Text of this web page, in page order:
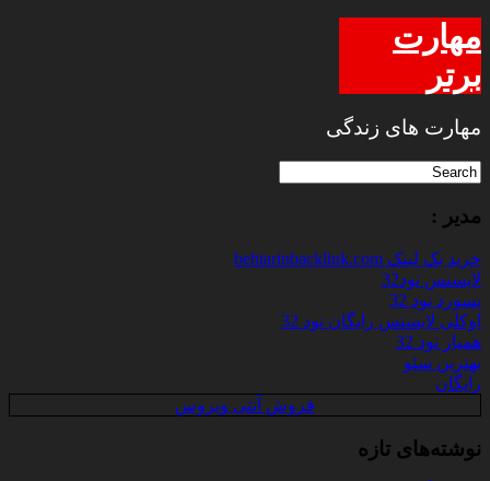
مهارت
برتر
مهارت های زندگی
مدیر :
خرید بک لینک behtarinbacklink.com
لایسنس نود32
پسورد نود 32
اوکلی لایسنس رایگان نود 32
همیار نود 32
بهترین سئو
رایگان
فروش آنتی ویروس
نوشته‌های تازه